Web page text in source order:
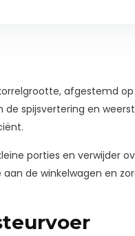
afgestemd
spijsvertering en
porties en verwijder
de winkelwagen en